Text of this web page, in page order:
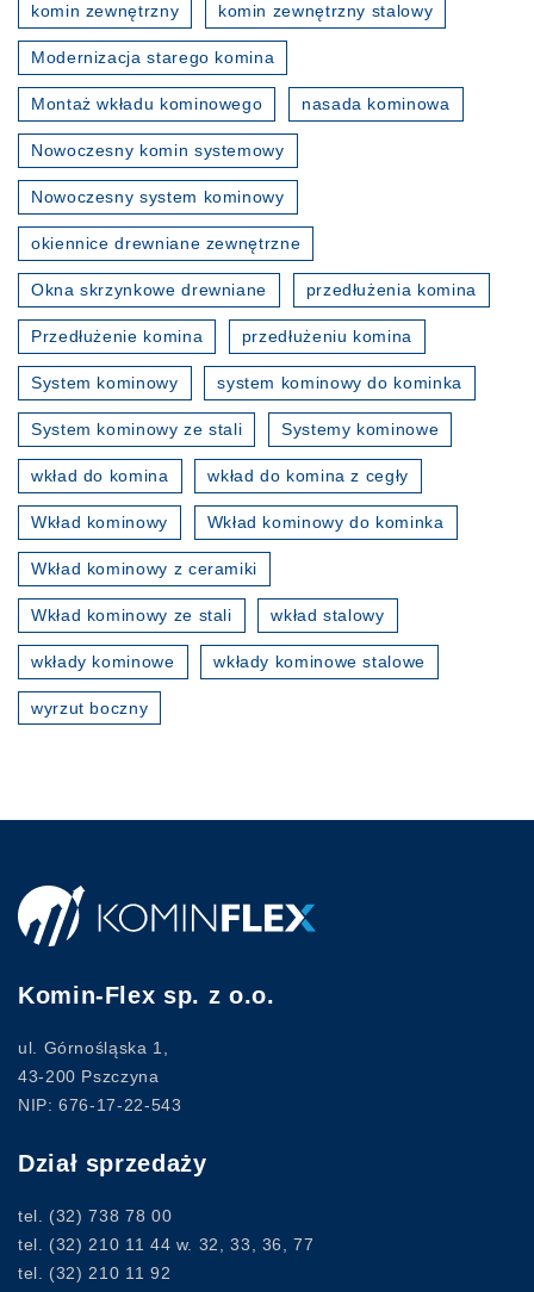
komin zewnętrzny komin zewnętrzny stalowy
Modernizacja starego komina
Montaż wkładu kominowego nasada kominowa
Nowoczesny komin systemowy
Nowoczesny system kominowy
okiennice drewniane zewnętrzne
Okna skrzynkowe drewniane przedłużenia komina
Przedłużenie komina przedłużeniu komina
System kominowy system kominowy do kominka
System kominowy ze stali Systemy kominowe
wkład do komina wkład do komina z cegły
Wkład kominowy Wkład kominowy do kominka
Wkład kominowy z ceramiki
Wkład kominowy ze stali wkład stalowy
wkłady kominowe wkłady kominowe stalowe
wyrzut boczny
Komin-Flex sp. z o.o.
ul. Górnośląska 1,
43-200 Pszczyna
NIP: 676-17-22-543
Dział sprzedaży
tel. (32) 738 78 00
tel. (32) 210 11 44 w. 32, 33, 36, 77
tel. (32) 210 11 92